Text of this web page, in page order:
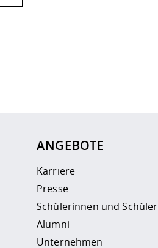
ANGEBOTE
Karriere
Presse
Schülerinnen und Schüler
Alumni
Unternehmen